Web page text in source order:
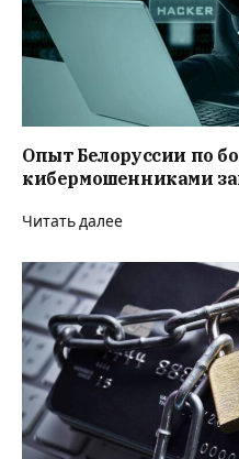
Опыт Белоруссии по
кибермошенниками
Читать далее